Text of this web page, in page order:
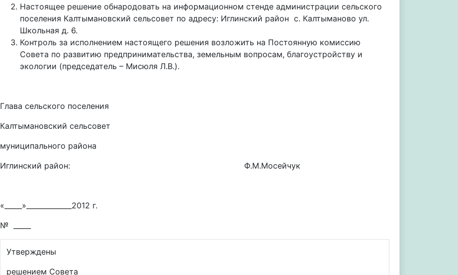
Настоящее решение обнародовать на информационном стенде администрации сельского
поселения Калтымановский сельсовет по адресу: Иглинский район с. Калтыманово ул.
Школьная д. 6.
Контроль за исполнением настоящего решения возложить на Постоянную комиссию
Совета по развитию предпринимательства, земельным вопросам, благоустройству и
экологии (председатель – Мисюля Л.В.).
Глава сельского поселения
Калтымановский сельсовет
муниципального района
Иглинский район: Ф.М.Мосейчук
«_____»_____________2012 г.
№ _____
Утверждены
решением Совета